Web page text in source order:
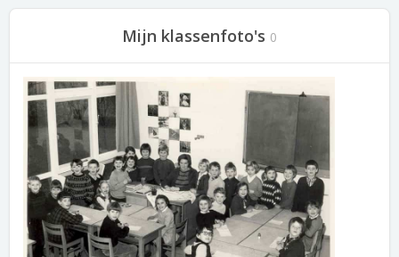
Mijn klassenfoto's 0